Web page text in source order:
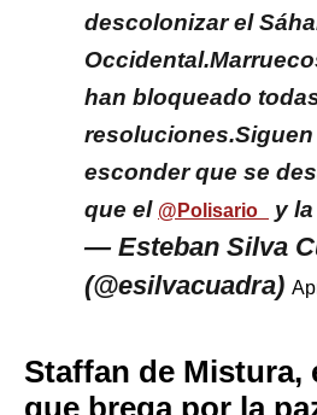
descolonizar el
han bloqueado
esconder que se
que el @Polisario_ y
— Esteban Silva
(@esilvacuadra)
Staffan de Mistura,